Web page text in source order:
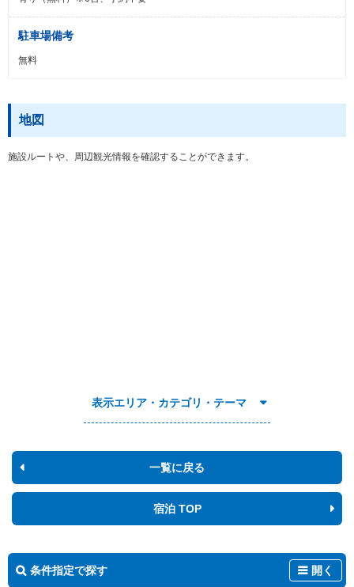
駐車場備考
無料
地図
施設ルートや、周辺観光情報を確認することができます。
表示エリア・カテゴリ・テーマ
一覧に戻る
宿泊 TOP
条件指定で探す 開く